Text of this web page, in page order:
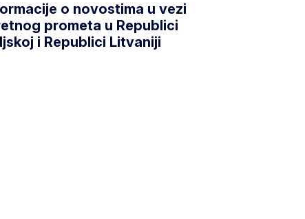
o novostima u vezi
prometa u Republici
i Republici Litvaniji